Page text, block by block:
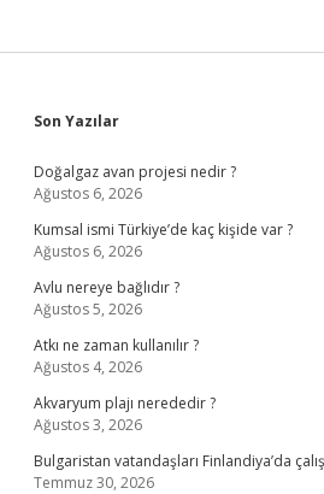
Sidebar
Son Yazılar
Doğalgaz avan projesi nedir ?
Ağustos 6, 2026
Kumsal ismi Türkiye’de kaç kişide var ?
Ağustos 6, 2026
Avlu nereye bağlıdır ?
Ağustos 5, 2026
Atkı ne zaman kullanılır ?
Ağustos 4, 2026
Akvaryum plajı nerededir ?
Ağustos 3, 2026
Bulgaristan vatandaşları Finlandiya’da
Temmuz 30, 2026